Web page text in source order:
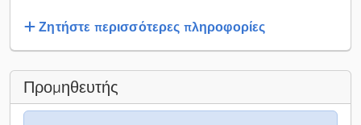
Ζητήστε περισσότερες πληροφορίες
Προμηθευτής